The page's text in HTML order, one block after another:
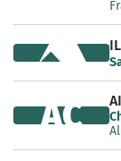
AC